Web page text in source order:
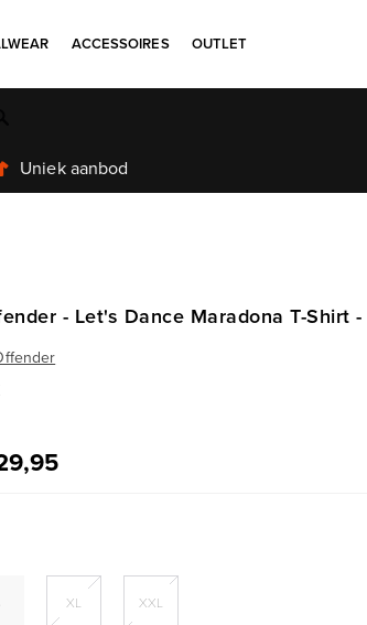
ACCESSOIRES OUTLET
- Let's Dance Maradona T-Shirt
XL XXL